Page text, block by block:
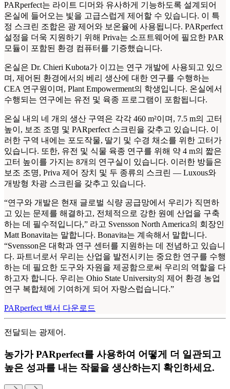
PARperfect는 라이트 디머와 유사하게 기능하도록 설계되어
온실에 들어오는 빛을 고급스럽게 제어할 수 있습니다. 이 특
정 스크린 조합은 광 제어와 보온율에 사용됩니다. PARperfect
설정을 더욱 지원하기 위해 Priva는 소프트웨어에 필요한 PAR
모듈이 포함된 환경 컴퓨터를 기증했습니다.
온실은 Dr. Chieri Kubota가 이끄는 연구 개발에 사용되고 있으
며, 제어된 환경에서의 베리 생산에 대한 연구를 수행하는
CEA 연구원이며, Plant Empowerment의 학생입니다. 온실에서
수행되는 연구에는 유전 및 육종 프로그램이 포함됩니다.
온실 내의 네 개의 생산 구역은 각각 460 m²이며, 7.5 m의 고터
높이, 보조 조명 및 PARperfect 스크린을 갖추고 있습니다. 이
러한 구역 내에는 포도작물, 딸기 및 수경 채소를 위한 고터가
있습니다. 또한, 유전 및 식물 육종 연구를 위해 약 4 m의 짧은
고터 높이를 가지는 8개의 연구실이 있습니다. 이러한 방들은
보조 조명, Priva 제어 장치 및 두 종류의 스크린 — Luxous와
개방형 차광 스크린을 갖추고 있습니다.
“연구와 개발은 현재 글로벌 식량 공급망에서 우리가 직면하
고 있는 문제를 해결하고, 전체적으로 강한 원예 산업을 구축
하는 데 필수적입니다,” 라고 Svensson North America의 회장인
Matt Bonavita는 말합니다. Bonavita는 계속해서 말합니다.
“Svensson은 대학과 연구 센터를 지원하는 데 전념하고 있습니
다. 파트너로서 우리는 산업을 발전시키는 중요한 연구를 수행
하는 데 필요한 도구와 자원을 제공함으로써 우리의 역할을 다
하고자 합니다. 우리는 Ohio State University의 제어 환경 농업
연구 복합체에 기여하게 되어 자랑스럽습니다.”
PARperfect 백서 다운로드
전달되는 광제어.
농가가 PARperfect를 사용하여 어떻게 더 일관되고
높은 성과를 내는 작물을 생산하는지 확인하세요.